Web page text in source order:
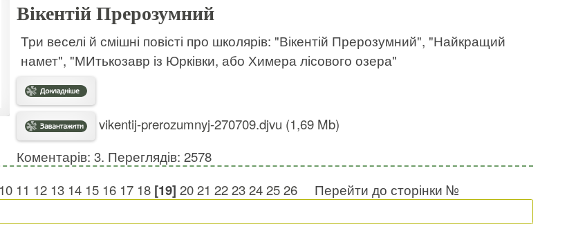
Вікентій Прерозумний
Три веселі й смішні повісті про школярів: "Вікентій Прерозумний", "Найкращий
намет", "МИтькозавр із Юрківки, або Химера лісового озера"
vikentij-prerozumnyj-270709.djvu (1,69 Mb)
Коментарів: 3. Переглядів: 2578
10 11 12 13 14 15 16 17 18 [19] 20 21 22 23 24 25 26 Перейти до сторінки №